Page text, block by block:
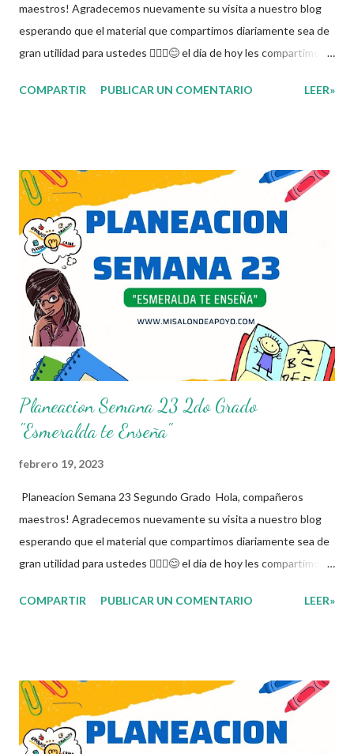
maestros! Agradecemos nuevamente su visita a nuestro blog
esperando que el material que compartimos diariamente sea de
gran utilidad para ustedes 🙋🏽‍♂️😊 el dia de hoy les compartimos
proceso muy importante para los docentes ya que es el
donde se pretende incorporar todos los conocimientos que se
quieren mirar, para de esta forma asentar el conocimiento entre
sus alumnos. Agradecemos a los creadores de estos increibles
archivos ya que gracias a su dedicacion y trabajo podemos gozar
de estas planeaciones didacticas, recuerden que nosotros solo
los compartimos con fines educativos, didácticos e informativos.
😊 Obtén documento completo aquí 👇👇👇 Planeacion 3er Grado
COMPARTIR PUBLICAR UN COMENTARIO LEER»
Planeacion Semana 23 2do Grado
"Esmeralda te Enseña"
febrero 19, 2023
Planeacion Semana 23 Segundo Grado Hola, compañeros
maestros! Agradecemos nuevamente su visita a nuestro blog
esperando que el material que compartimos diariamente sea de
gran utilidad para ustedes 🙋🏽‍♂️😊 el dia de hoy les compartimos
proceso muy importante para los docentes ya que es el
donde se pretende incorporar todos los conocimientos que se
quieren mirar, para de esta forma asentar el conocimiento entre
sus alumnos. Agradecemos a los creadores de estos increibles
COMPARTIR PUBLICAR UN COMENTARIO LEER»